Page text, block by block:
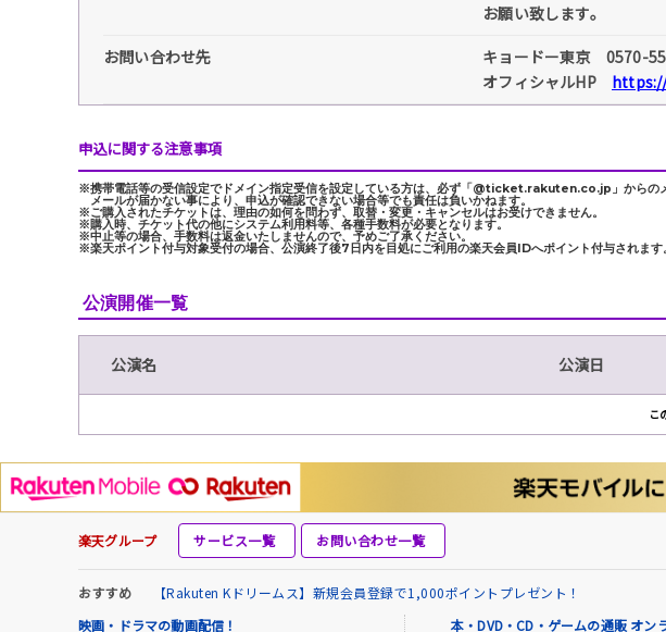
お願い致します。
お問い合わせ先
キョードー東京 0570-
オフィシャルHP
申込に関する注意事項
※携帯電話等の受信設定でドメイン指定受信を設定している方は、必ず「@ticket.rakuten.co.jp」からのメ
メールが届かない事により、申込が確認できない場合等でも責任は負いかねます。
※ご購入されたチケットは、理由の如何を問わず、取替・変更・キャンセルはお受けできません。
※購入時、チケット代の他にシステム利用料等、各種手数料が必要となります。
※中止等の場合、手数料は返金いたしませんので、予めご了承ください。
※楽天ポイント付与対象受付の場合、公演終了後7日内を目処にご利用の楽天会員IDへポイント付与されます
公演開催一覧
公演名 公演日
こ
楽天グループ サービス一覧 お問い合わせ一覧
おすすめ
【Rakuten Kドリームス】新規会員登録で1,000ポイントプレゼント！
映画・ドラマの動画配信！
本・DVD・CD・ゲームの通販 オン